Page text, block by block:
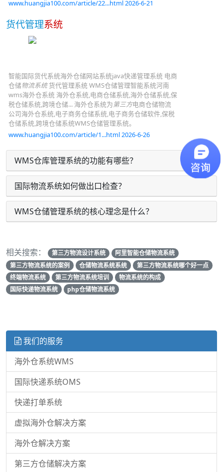
www.huangjia100.com/article/22...html 2026-6-21
货代管理系统
智能国际货代系统海外仓储网站系统java快递管理系统 电商
仓储物流系统货代管理系统 WMS仓储管理智能系统河南
wms海外仓系统 海外仓系统,电商仓储系统,海外仓储系统,保
税仓储系统,跨境仓储... 海外仓系统为第三方电商仓储物流
公司海外仓系统,电子商务仓储系统,电子商务仓储软件,保税
仓储系统,跨境仓储系统WMS仓储管理系统。
www.huangjia100.com/article/1...html 2026-6-26
WMS仓库管理系统的功能有哪些？
国际物流系统如何做出口检查？
WMS仓储管理系统的核心理念是什么？
相关搜索： 第三方物流设计系统
阿里智能仓储物流系统
第三方物流系统的案例
仓储物流系统系统
第三方物流系统哪个好一点
终端物流系统
第三方物流系统培训
物流系统的构成
国际快递物流系统
php仓储物流系统
我们的服务
海外仓系统WMS
国际快递系统OMS
快递打单系统
虚拟海外仓解决方案
海外仓解决方案
第三方仓储解决方案